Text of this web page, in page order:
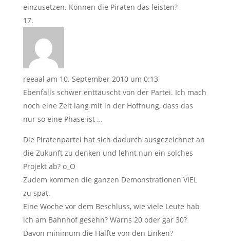
einzusetzen. Können die Piraten das leisten?
reeaal am 10. September 2010 um 0:13
Ebenfalls schwer enttäuscht von der Partei. Ich mach
noch eine Zeit lang mit in der Hoffnung, dass das
nur so eine Phase ist …
Die Piratenpartei hat sich dadurch ausgezeichnet an
die Zukunft zu denken und lehnt nun ein solches
Projekt ab? o_O
Zudem kommen die ganzen Demonstrationen VIEL
zu spät.
Eine Woche vor dem Beschluss, wie viele Leute hab
ich am Bahnhof gesehn? Warns 20 oder gar 30?
Davon minimum die Hälfte von den Linken?